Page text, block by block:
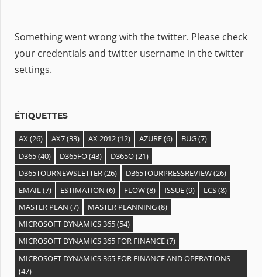
h
i
v
Something went wrong with the twitter. Please check
your credentials and twitter username in the twitter
settings.
ÉTIQUETTES
AX(26) AX7(33) AX 2012(12) AZURE(6) BUG(7)
D365(40) D365FO(43) D365O(21)
D365TOURNEWSLETTER(26) D365TOURPRESSREVIEW(26)
EMAIL(7) ESTIMATION (6) FLOW(8) ISSUE(9) LCS(8)
MASTER PLAN (7) MASTER PLANNING(8)
MICROSOFT DYNAMICS 365(54)
MICROSOFT DYNAMICS 365 FOR FINANCE(7)
MICROSOFT DYNAMICS 365 FOR FINANCE AND OPERATIONS
(47)